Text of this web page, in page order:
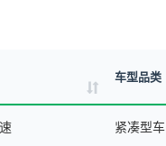
车型品类
紧凑型车